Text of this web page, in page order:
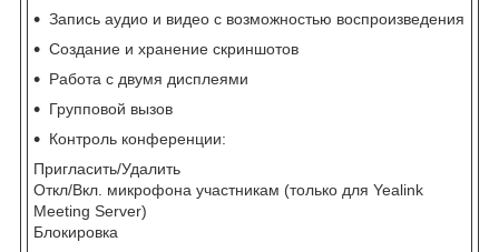
Запись аудио и видео с возможностью воспроизведения
Создание и хранение скриншотов
Работа с двумя дисплеями
Групповой вызов
Контроль конференции:
Пригласить/Удалить
Откл/Вкл. микрофона участникам (только для Yealink
Meeting Server)
Блокировка